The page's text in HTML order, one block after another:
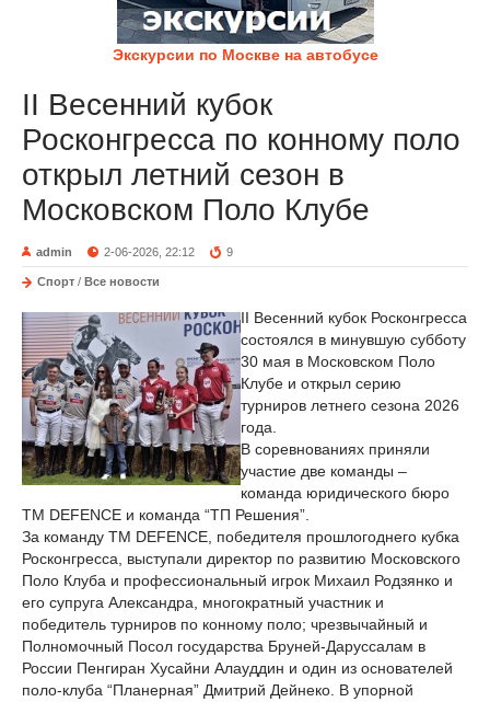
Экскурсии по Москве на автобусе
II Весенний кубок
Росконгресса по конному поло
открыл летний сезон в
Московском Поло Клубе
admin 2-06-2026, 22:12 9
Спорт / Все новости
II Весенний кубок Росконгресса
состоялся в минувшую субботу
30 мая в Московском Поло
Клубе и открыл серию
турниров летнего сезона 2026
года.
В соревнованиях приняли
участие две команды –
команда юридического бюро
TM DEFENCE и команда “ТП Решения”.
За команду TM DEFENCE, победителя прошлогоднего кубка
Росконгресса, выступали директор по развитию Московского
Поло Клуба и профессиональный игрок Михаил Родзянко и
его супруга Александра, многократный участник и
победитель турниров по конному поло; чрезвычайный и
Полномочный Посол государства Бруней-Даруссалам в
России Пенгиран Хусайни Алауддин и один из основателей
поло-клуба “Планерная” Дмитрий Дейнеко. В упорной